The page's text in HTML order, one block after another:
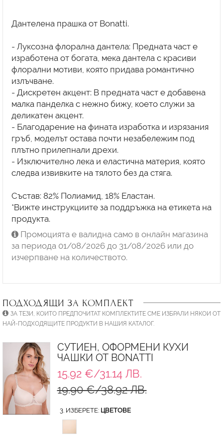
Дантелена прашка от Bonatti.
- Луксозна флорална дантела: Предната част е
изработена от богата, мека дантела с красиви
флорални мотиви, която придава романтично
излъчване.
- Дискретен акцент: В предната част е добавена
малка панделка с нежно бижу, което служи за
деликатен акцент.
- Благодарение на фината изработка и изрязания
гръб, моделът остава почти незабележим под
плътно прилепнали дрехи.
- Изключително лека и еластична материя, която
следва извивките на тялото без да стяга.
Състав: 82% Полиамид, 18% Еластан.
*Вижте инструкциите за поддръжка на етикета на
продукта.
Промоцията е валидна само в онлайн магазина
за периода 01/08/2026 до 31/08/2026 или до
изчерпване на количеството.
ПОДХОДЯЩИ ЗА КОМПЛЕКТ
ЗА ТЕЗИ, КОИТО ПРЕДПОЧИТАТ КОМПЛЕКТИТЕ СМЕ ИЗБРАЛИ НЯКОИ ОТ
НАЙ-ПОДХОДЯЩИТЕ ПРОДУКТИ В НАШИЯ КАТАЛОГ.
СУТИЕН, ОФОРМЕНИ КУХИ
ЧАШКИ ОТ BONATTI
15.92 €/31.14 ЛВ.
19.90 €/38.92 ЛВ.
3. ИЗБЕРЕТЕ: ЦВЕТОВЕ